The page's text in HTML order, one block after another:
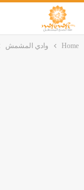
Home وادي المشمش